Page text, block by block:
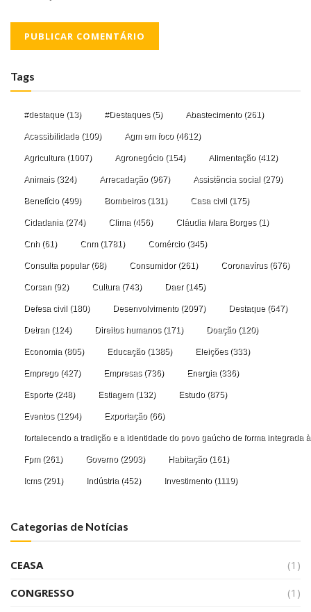
Tags
#destaque (13) #Destaques(5) Abastecimento(261)
Acessibilidade (109) Agm em foco(4612)
Agricultura (1007) Agronegócio(154) Alimentação(412)
Animais(324) Arrecadação(967) Assistência social (279)
Benefício(499) Bombeiros(131) Casa civil (175)
Cidadania (274) Clima (456) Cláudia Mara Borges(1)
Cnh (61) Cnm(1781) Comércio(345)
Consulta popular(68) Consumidor(261) Coronavírus(676)
Corsan (92) Cultura (743) Daer(145)
Defesa civil (180) Desenvolvimento(2097) Destaque (647)
Detran (124) Direitos humanos(171) Doação(120)
Economia (805) Educação(1385) Eleições(333)
Emprego(427) Empresas(736) Energia (336)
Esporte (248) Estiagem(132) Estudo(875)
Eventos(1294) Exportação(66)
fortalecendo a tradição e a identidade do povo gaúcho de forma
Fpm(261) Governo(2903) Habitação(161)
Icms(291) Indústria (452) Investimento(1119)
Categorias de Notícias
CEASA
(1)
CONGRESSO
(1)